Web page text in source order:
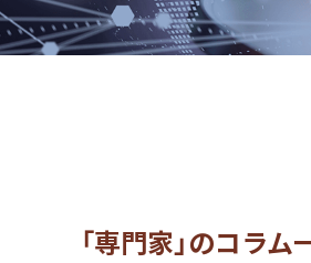
「専門家」のコラム